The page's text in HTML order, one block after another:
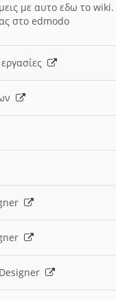
με αυτο εδω το
στο edmodo
εργασίες
Designer